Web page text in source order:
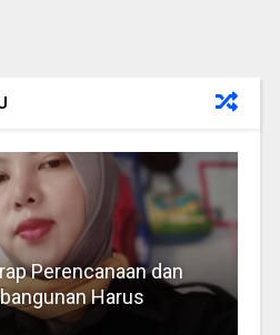
Perencanaan dan
Harus